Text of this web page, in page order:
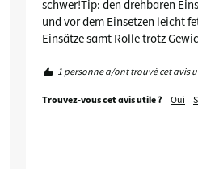
schwer!Tip: den drehbaren
und vor dem Einsetzen leicht
Einsätze samt Rolle trotz
1 personne a/ont trouvé cet avis
Trouvez-vous cet avis utile ? Oui